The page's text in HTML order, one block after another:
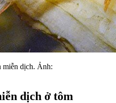
miễn dịch. Ảnh:
dịch ở tôm